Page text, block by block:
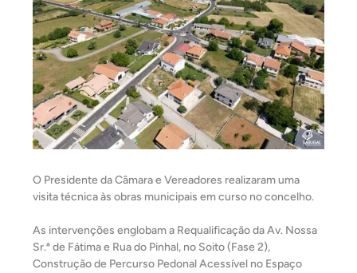
O Presidente da Câmara e Vereadores realizaram uma
visita técnica às obras municipais em curso no concelho.
As intervenções englobam a Requalificação da Av. Nossa
Sr.ª de Fátima e Rua do Pinhal, no Soito (Fase 2),
Construção de Percurso Pedonal Acessível no Espaço